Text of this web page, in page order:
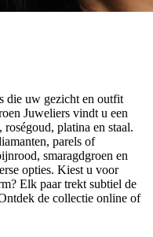
die uw gezicht en outfit
Juweliers vindt u een
platina en staal.
parels of
smaragdgroen en
opties. Kiest u voor
Elk paar trekt subtiel de
de collectie online of